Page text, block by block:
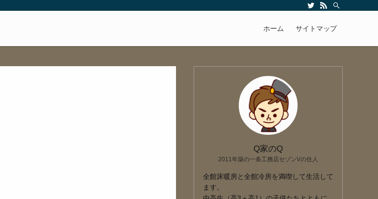
ホーム サイトマップ
Q家のQ
2011年築の一条工務店セゾンVの住人
全館床暖房と全館冷房を満喫して生活して
ます。